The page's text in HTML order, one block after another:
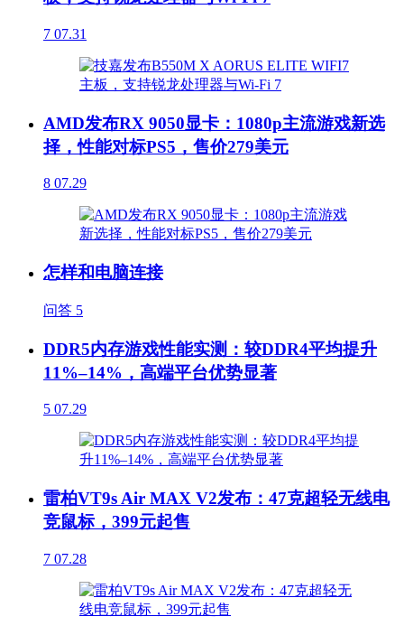
7 07.31
AMD发布RX 9050显卡：1080p主流游戏新选
择，性能对标PS5，售价279美元
8 07.29
怎样和电脑连接
问答 5
DDR5内存游戏性能实测：较DDR4平均提升
11%–14%，高端平台优势显著
5 07.29
雷柏VT9s Air MAX V2发布：47克超轻无线电
竞鼠标，399元起售
7 07.28